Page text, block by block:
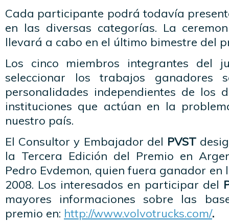
Cada participante podrá todavía
en las diversas categorías. La
llevará a cabo en el último bimestre del
Los cinco miembros integrantes del
seleccionar los trabajos ganadores
personalidades independientes de los
instituciones que actúan en la
nuestro país.
El Consultor y Embajador del PVST
la Tercera Edición del Premio en
Pedro Evdemon, quien fuera ganador
2008. Los interesados en participar del
mayores informaciones sobre las
premio en: http://www.volvotrucks.com/.